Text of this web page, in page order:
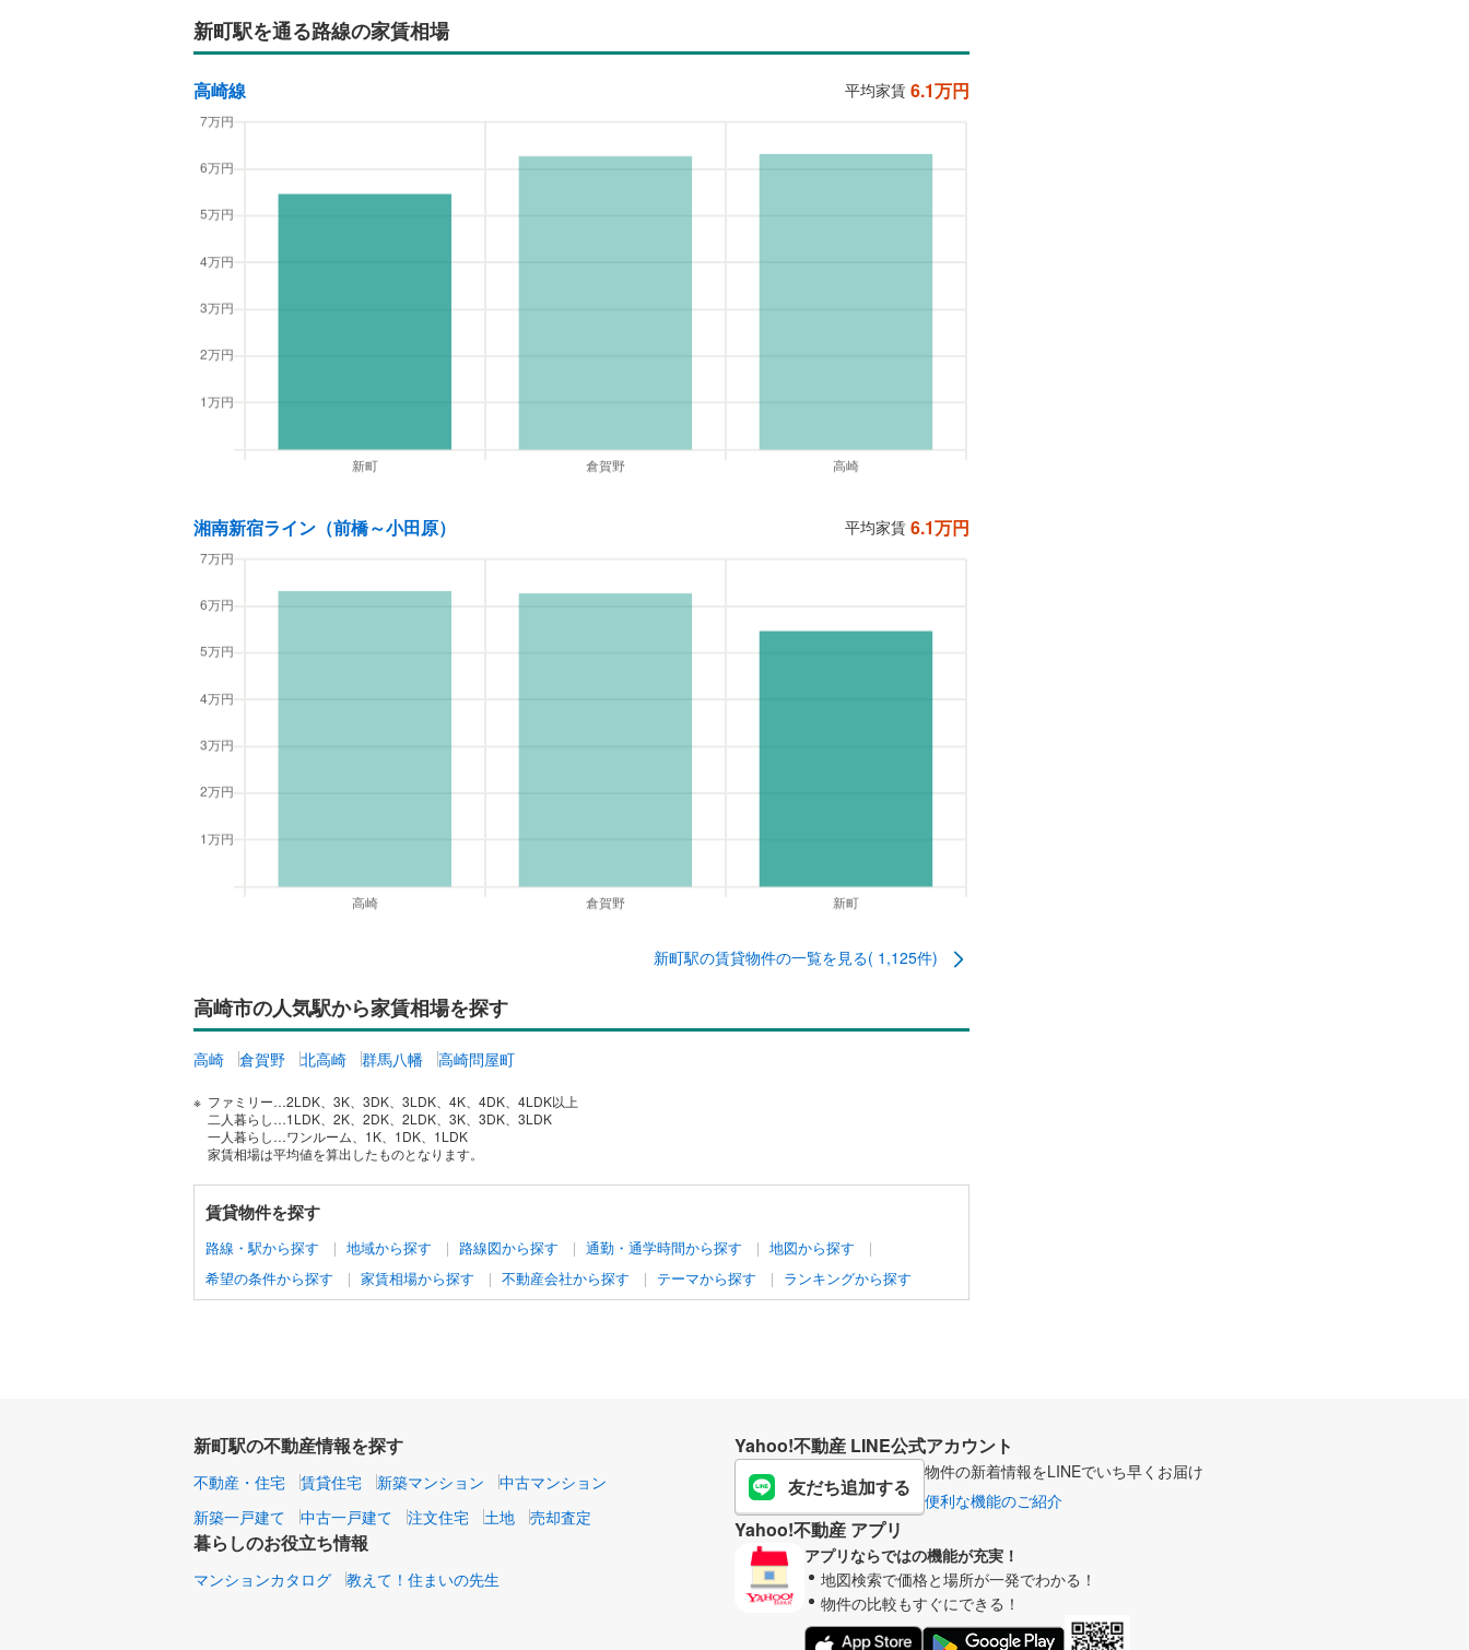
新町駅を通る路線の家賃相場
高崎線 平均家賃 6.1万円
湘南新宿ライン（前橋～小田原） 平均家賃 6.1万円
新町駅の賃貸物件の一覧を見る( 1,125件)
高崎市の人気駅から家賃相場を探す
高崎 倉賀野 北高崎 群馬八幡 高崎問屋町
ファミリー…2LDK、3K、3DK、3LDK、4K、4DK、4LDK以上
二人暮らし…1LDK、2K、2DK、2LDK、3K、3DK、3LDK
一人暮らし…ワンルーム、1K、1DK、1LDK
家賃相場は平均値を算出したものとなります。
賃貸物件を探す
路線・駅から探す 地域から探す 路線図から探す 通勤・通学時間から探す
地図から探す
希望の条件から探す
家賃相場から探す 不動産会社から探す テーマから探す ランキングから探す
新町駅の不動産情報を探す
不動産・住宅 賃貸住宅 新築マンション
中古マンション
新築一戸建て
中古一戸建て 注文住宅 土地 売却査定
暮らしのお役立ち情報
マンションカタログ 教えて！住まいの先生
Yahoo!不動産 LINE公式アカウント
友だち追加する
物件の新着情報をLINEでいち早くお届け
便利な機能のご紹介
Yahoo!不動産 アプリ
アプリならではの機能が充実！
地図検索で価格と場所が一発でわかる！
物件の比較もすぐにできる！